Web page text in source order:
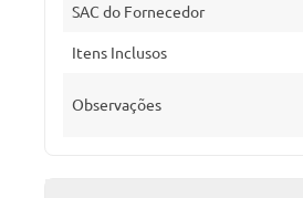
SAC do Fornecedor
Itens Inclusos
Observações